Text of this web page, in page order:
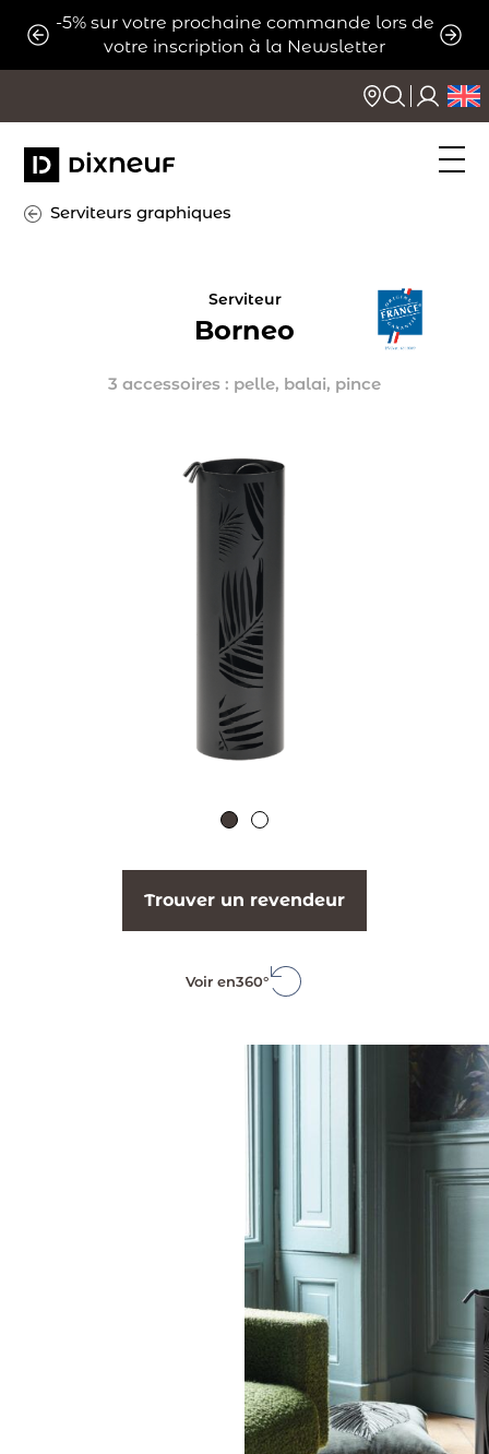
-5% sur votre prochaine commande lors de
votre inscription à la Newsletter
Serviteurs graphiques
Serviteur
Borneo
3 accessoires : pelle, balai, pince
Trouver un revendeur
Voir en360°